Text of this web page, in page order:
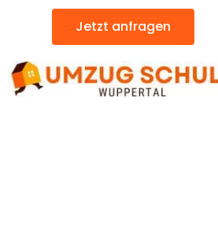
Jetzt anfragen